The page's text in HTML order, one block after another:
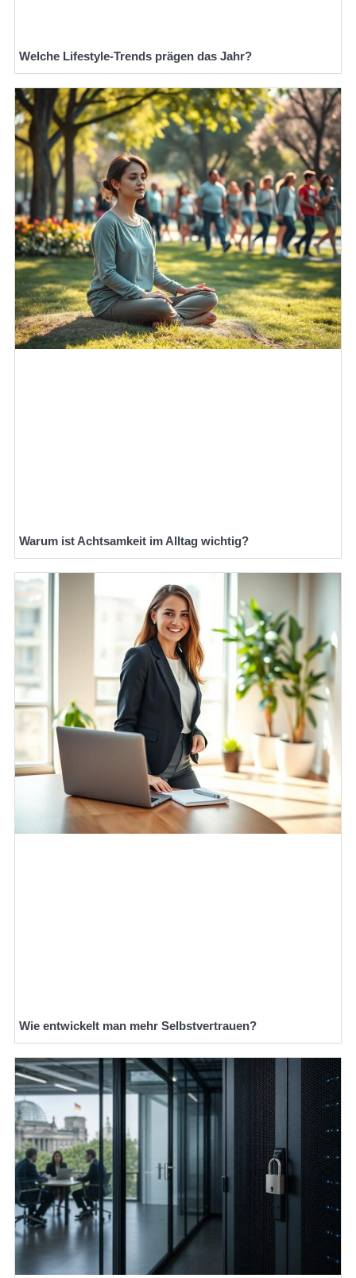
Welche Lifestyle-Trends prägen das Jahr?
Warum ist Achtsamkeit im Alltag wichtig?
Wie entwickelt man mehr Selbstvertrauen?